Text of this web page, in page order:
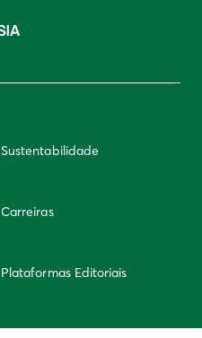
Sustentabilidade
Carreiras
Plataformas Editoriais
Integridade